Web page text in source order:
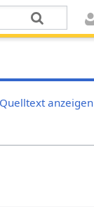
Quelltext anzeigen